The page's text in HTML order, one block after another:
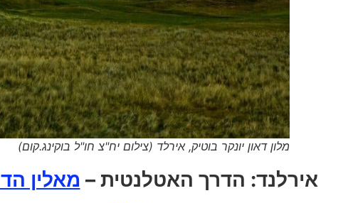
מלון דאון יונקר בוטיק, אירלד (צילום יח"צ חו"ל בוקינג.קום)
אירלנד: הדרך האטלנטית – מאלין הד Malin Head